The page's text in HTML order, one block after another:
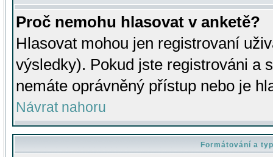
Proč nemohu hlasovat v anketě?
Hlasovat mohou jen registrovaní
výsledky). Pokud jste registrováni a
nemáte oprávněný přístup nebo je
Návrat nahoru
Formátování a